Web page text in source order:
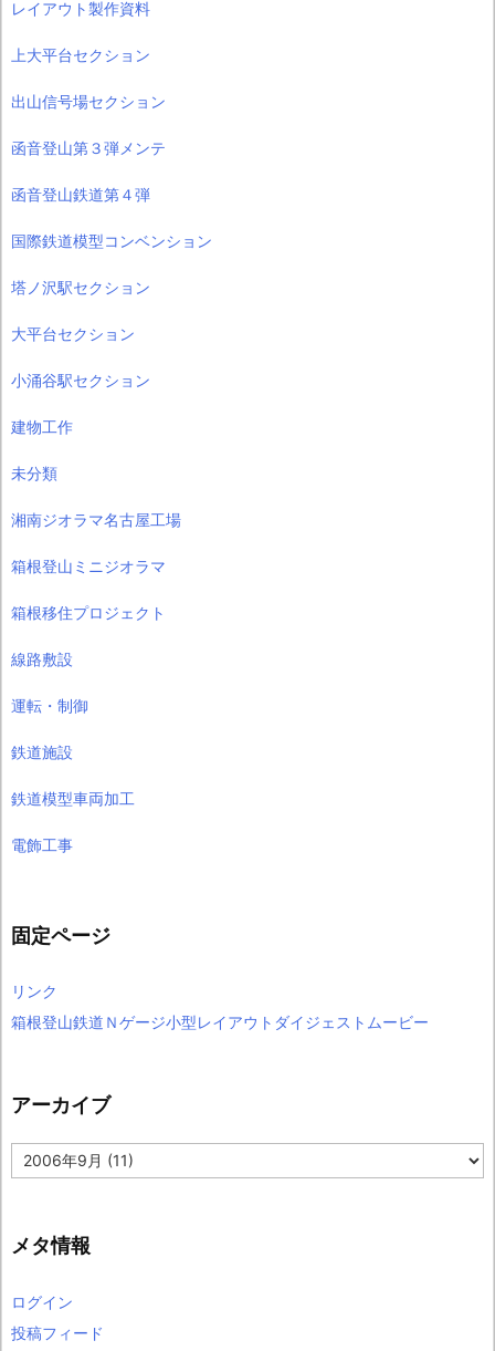
レイアウト製作資料
上大平台セクション
出山信号場セクション
函音登山第３弾メンテ
函音登山鉄道第４弾
国際鉄道模型コンベンション
塔ノ沢駅セクション
大平台セクション
小涌谷駅セクション
建物工作
未分類
湘南ジオラマ名古屋工場
箱根登山ミニジオラマ
箱根移住プロジェクト
線路敷設
運転・制御
鉄道施設
鉄道模型車両加工
電飾工事
固定ページ
リンク
箱根登山鉄道Ｎゲージ小型レイアウトダイジェストムービー
アーカイブ
ア
ー
ブ
メタ情報
ログイン
投稿フィード